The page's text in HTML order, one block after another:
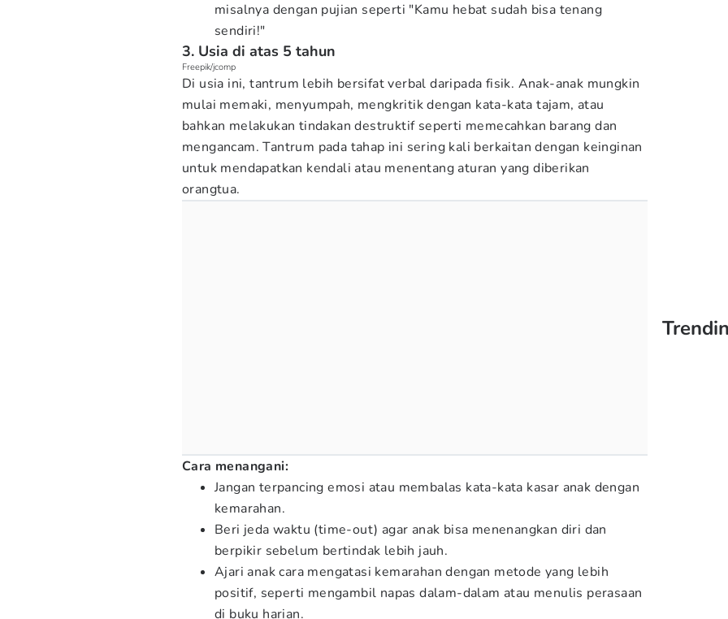
misalnya dengan pujian seperti "Kamu hebat sudah bisa tenang
sendiri!"
3. Usia di atas 5 tahun
Freepik/jcomp
Di usia ini, tantrum lebih bersifat verbal daripada fisik. Anak-anak mungkin
mulai memaki, menyumpah, mengkritik dengan kata-kata tajam, atau
bahkan melakukan tindakan destruktif seperti memecahkan barang dan
mengancam. Tantrum pada tahap ini sering kali berkaitan dengan keinginan
untuk mendapatkan kendali atau menentang aturan yang diberikan
orangtua.
Cara menangani:
Jangan terpancing emosi atau membalas kata-kata kasar anak dengan
kemarahan.
Beri jeda waktu (time-out) agar anak bisa menenangkan diri dan
berpikir sebelum bertindak lebih jauh.
Ajari anak cara mengatasi kemarahan dengan metode yang lebih
positif, seperti mengambil napas dalam-dalam atau menulis perasaan
di buku harian.